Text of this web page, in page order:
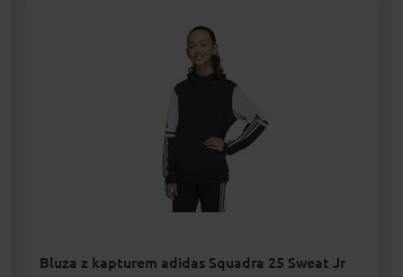
Bluza z kapturem adidas Squadra 25 Sweat Jr